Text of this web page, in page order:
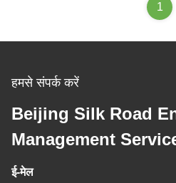
1
हमसे संपर्क करें
Beijing Silk Road
Management
ई-मेल